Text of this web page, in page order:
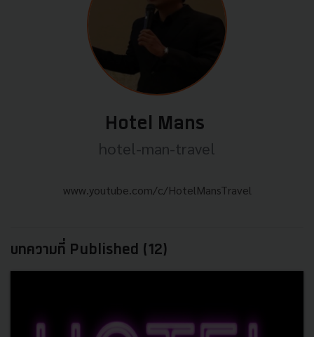
Hotel Mans
hotel-man-travel
www.youtube.com/c/HotelMansTravel
บทความที่ Published (12)